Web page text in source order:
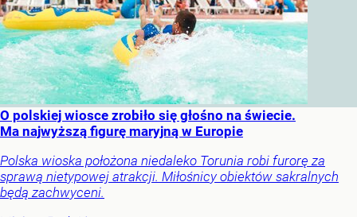
O polskiej wiosce zrobiło się głośno na świecie.
Ma najwyższą figurę maryjną w Europie
Polska wioska położona niedaleko Torunia robi furorę za
sprawą nietypowej atrakcji. Miłośnicy obiektów sakralnych
będą zachwyceni.